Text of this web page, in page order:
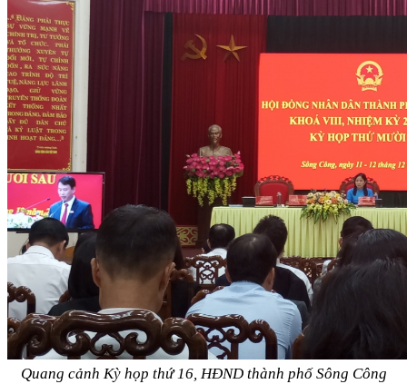
Quang cảnh Kỳ họp thứ 16, HĐND thành phố Sông Công